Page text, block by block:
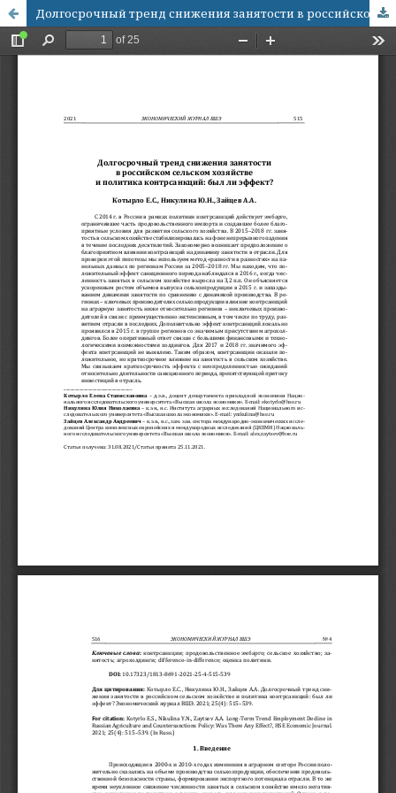
Долгосрочный тренд снижения занятости в российском сельском хозяйстве и политика контрсанкций: был ли эффект?